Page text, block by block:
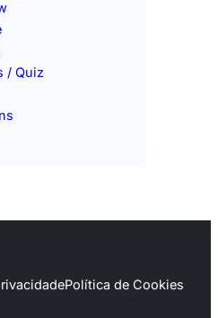
/ Quiz
Política de Cookies